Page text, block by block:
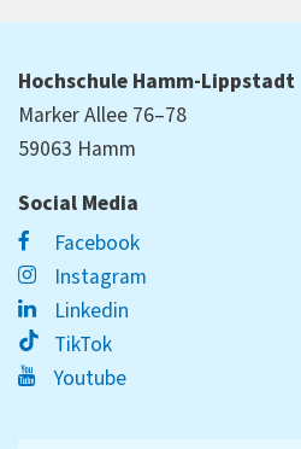
Hochschule Hamm-Lippstadt
Marker Allee 76–78
59063 Hamm
Social Media
Facebook
Instagram
Linkedin
TikTok
Youtube